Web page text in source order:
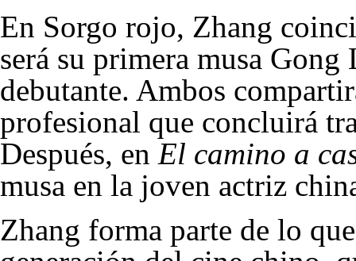
En Sorgo rojo, Zhang
será su primera musa
debutante. Ambos
profesional que concluirá
Después, en El camino a
musa en la joven actriz
Zhang forma parte de lo